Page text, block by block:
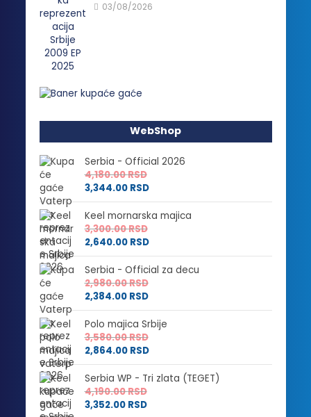
03/08/2026
WebShop
Serbia - Official 2026
4,180.00RSD
3,344.00 RSD
Keel mornarska majica
3,300.00RSD
2,640.00 RSD
Serbia - Official za decu
2,980.00RSD
2,384.00 RSD
Polo majica Srbije
3,580.00RSD
2,864.00 RSD
Serbia WP - Tri zlata (TEGET)
4,190.00RSD
3,352.00 RSD